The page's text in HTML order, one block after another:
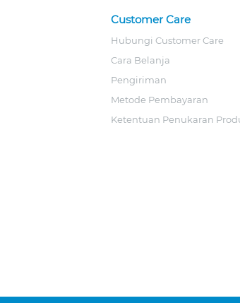
Customer Care
Hubungi Customer Care
Cara Belanja
Pengiriman
Metode Pembayaran
Ketentuan Penukaran